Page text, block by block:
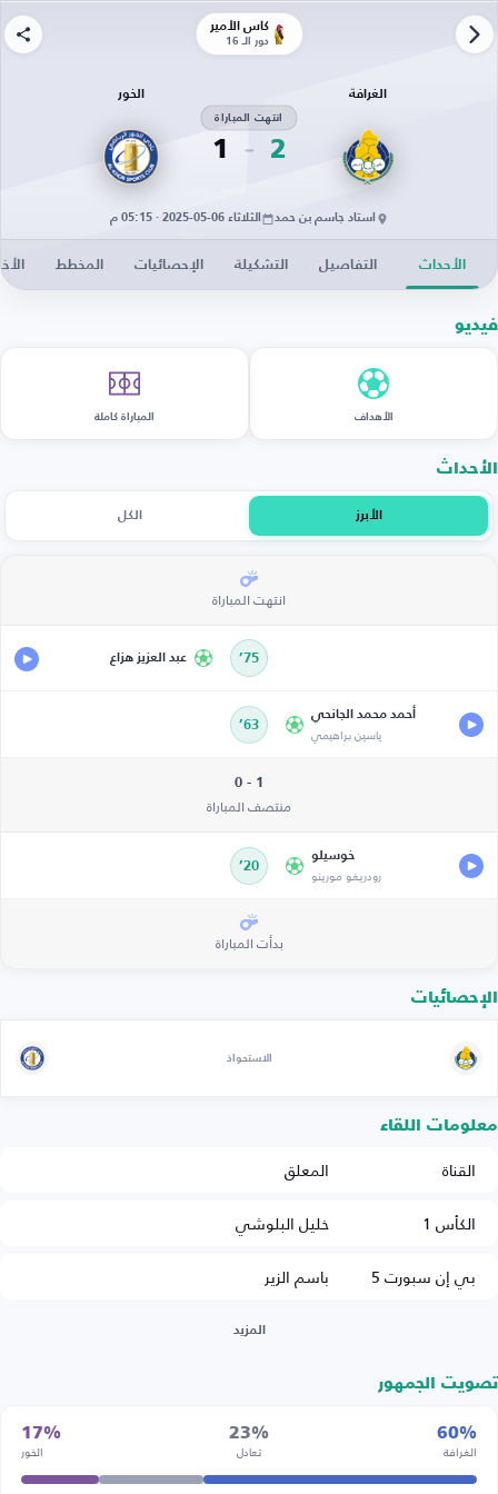
كأس الأمير
دور الـ 16
الغرافة
2
انتهت المباراة
1
الخور
استاد جاسم بن حمد الثلاثاء 06-05-2025 · 05:15 م
الأحداث التفاصيل التشكيلة الإحصائيات المخطط
فيديو
الأهداف المباراة كاملة
الأحداث
الأبرز الكل
انتهت المباراة
75’ عبد العزيز هزاع
أحمد محمد الجانحي
ياسين براهيمي 63’
1 - 0
منتصف المباراة
خوسيلو
رودريغو مورينو 20’
بدأت المباراة
الإحصائيات
الاستحواذ
معلومات اللقاء
القناة
المعلق
الكأس 1
خليل البلوشي
بي إن سبورت 5
باسم الزير
المزيد
تصويت الجمهور
60%
الغرافة
23%
تعادل
17%
الخور